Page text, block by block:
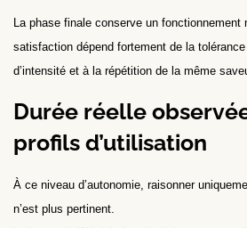
La phase finale conserve un fonctionnement
satisfaction dépend fortement de la
d’intensité et à la répétition de la même
Durée réelle
profils d’utilisation
À ce niveau d’autonomie, raisonner
n’est plus pertinent.